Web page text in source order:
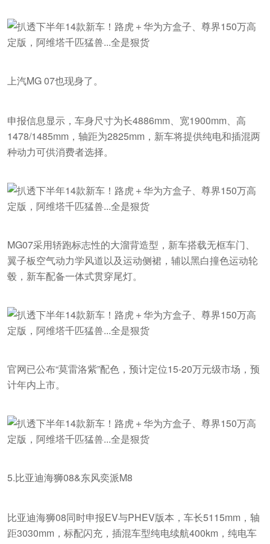
上汽MG 07也现身了。
申报信息显示，车身尺寸为长4886mm、宽1900mm、高
1478/1485mm，轴距为2825mm，新车将提供纯电和插混两
种动力可供消费者选择。
MG07采用轿跑标志性的大溜背造型，新车搭载无框车门、
翼子板空气动力学风道以及运动侧裙，辅以黑白撞色运动轮
毂，新车配备一体式贯穿尾灯。
官网已公布“莫雷洛紫”配色，预计定位15-20万元级市场，预
计年内上市。
5.比亚迪海狮08&东风奕派M8
比亚迪海狮08同时申报EV与PHEV版本，车长5115mm，轴
距3030mm，标配闪充，插混车型纯电续航400km，纯电车